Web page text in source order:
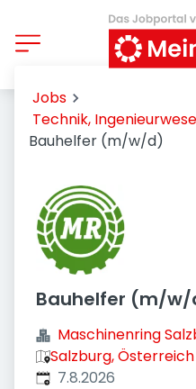
Jobs
Technik,
Bauhelfer (m/w/d)
Bauhelfer (m/
Maschinenring
Salzburg, Österreich
Veröffentlicht
7.8.2026